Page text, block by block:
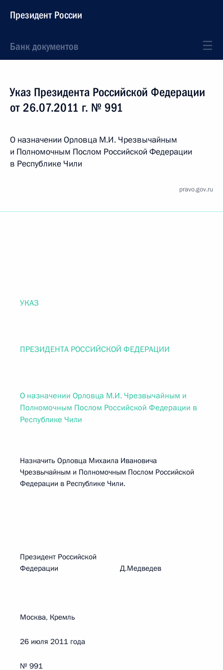
Президент России
Банк документов
Указ Президента Российской Федерации
от 26.07.2011 г. № 991
О назначении Орловца М.И. Чрезвычайным
и Полномочным Послом Российской Федерации
в Республике Чили
pravo.gov.ru
УКАЗ
ПРЕЗИДЕНТА РОССИЙСКОЙ ФЕДЕРАЦИИ
О назначении Орловца М.И. Чрезвычайным и
Полномочным Послом Российской Федерации в
Республике Чили
Назначить Орловца Михаила Ивановича
Чрезвычайным и Полномочным Послом Российской
Федерации в Республике Чили.
Президент Российской
Федерации Д.Медведев
Москва, Кремль
26 июля 2011 года
№ 991